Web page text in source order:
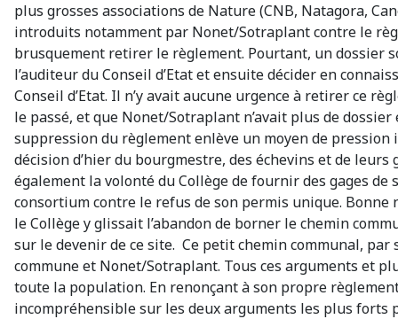
plus grosses associations de Nature (CNB, Natagora,
introduits notamment par Nonet/Sotraplant contre le
brusquement retirer le règlement. Pourtant, un dossier
l’auditeur du Conseil d’Etat et ensuite décider en
Conseil d’Etat. Il n’y avait aucune urgence à retirer ce
le passé, et que Nonet/Sotraplant n’avait plus de
suppression du règlement enlève un moyen de
décision d’hier du bourgmestre, des échevins et de
également la volonté du Collège de fournir des gages
consortium contre le refus de son permis unique. Bonne
le Collège y glissait l’abandon de borner le chemin
sur le devenir de ce site. Ce petit chemin communal,
commune et Nonet/Sotraplant. Tous ces arguments et
toute la population. En renonçant à son propre
incompréhensible sur les deux arguments les plus forts